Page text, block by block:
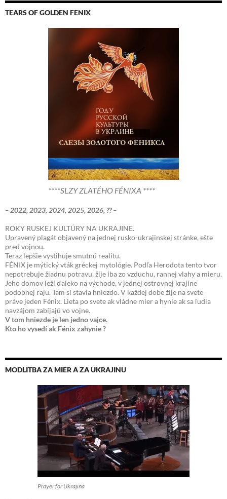
TEARS OF GOLDEN FENIX
****SLZY ZLATÉHO FÉNIXA ****
– 2022, 2023, 2024, 2025, 2026, ?? –
ROKY RUSKEJ KULTÚRY NA UKRAJINE.
Upravený plagát objavený na jednej rusko-ukrajinskej stránke, ešte
pred vojnou.
Teraz lepšie vystihuje smutnú realitu.
FÉNIX je mýtický vták gréckej mytológie. Podľa Herodota tento tvor
nepotrebuje žiadnu potravu, žije iba zo vzduchu, rannej vlahy a mieru.
Jeho domov leží ďaleko na východe, v jednej ostrovnej krajine
podobnej raju. Tam si stavia hniezdo. V každej dobe žije na svete
práve jeden Fénix. Lieta po svete ak vládne mier a hynie ak sa ľudia
navzájom zabíjajú vo vojne.
V tom hniezde je len jedno vajce.
Kto ho vysedí ak Fénix zahynie ?
MODLITBA ZA MIER A ZA UKRAJINU
Prayer for Ukrajina